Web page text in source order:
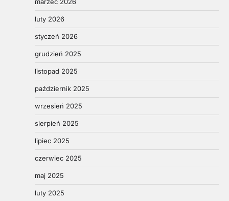
luty 2026
styczeń 2026
grudzień 2025
listopad 2025
październik 2025
wrzesień 2025
sierpień 2025
lipiec 2025
czerwiec 2025
maj 2025
luty 2025